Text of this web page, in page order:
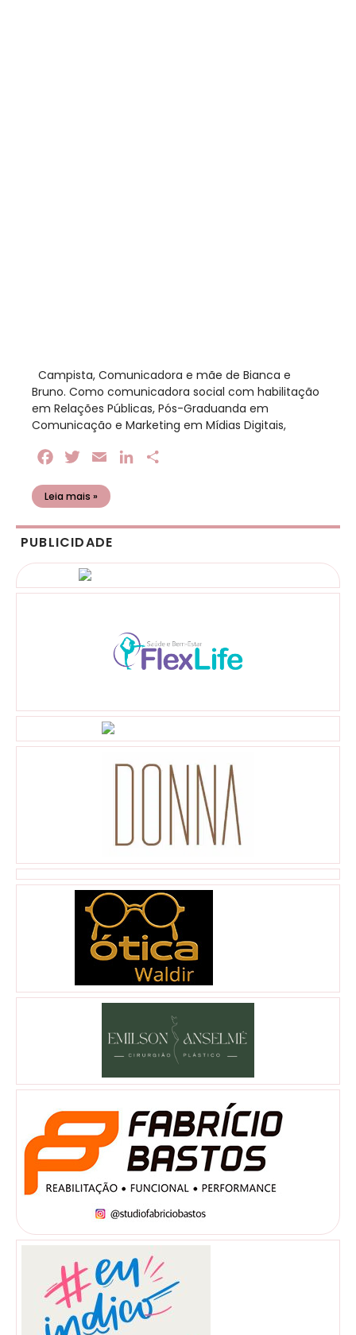
​ Campista, Comunicadora e mãe de Bianca e
Bruno. Como comunicadora social com habilitação
em Relações Públicas, Pós-Graduanda em
Comunicação e Marketing em Mídias Digitais,
FacebookTwitterEmail LinkedIn
Leia mais »
PUBLICIDADE